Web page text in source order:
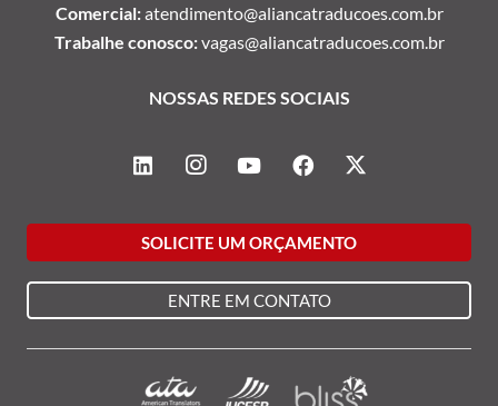
Comercial:atendimento@aliancatraducoes.com.br
Trabalhe conosco:vagas@aliancatraducoes.com.br
NOSSAS REDES SOCIAIS
SOLICITE UM ORÇAMENTO
ENTRE EM CONTATO